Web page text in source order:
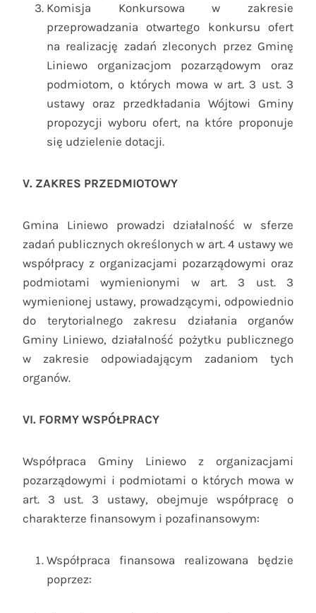
Komisja Konkursowa w zakresie
przeprowadzania otwartego konkursu ofert
na realizację zadań zleconych przez Gminę
Liniewo organizacjom pozarządowym oraz
podmiotom, o których mowa w art. 3 ust. 3
ustawy oraz przedkładania Wójtowi Gminy
propozycji wyboru ofert, na które proponuje
się udzielenie dotacji.
V. ZAKRES PRZEDMIOTOWY
Gmina Liniewo prowadzi działalność w sferze
zadań publicznych określonych w art. 4 ustawy we
współpracy z organizacjami pozarządowymi oraz
podmiotami wymienionymi w art. 3 ust. 3
wymienionej ustawy, prowadzącymi, odpowiednio
do terytorialnego zakresu działania organów
Gminy Liniewo, działalność pożytku publicznego
w zakresie odpowiadającym zadaniom tych
organów.
VI. FORMY WSPÓŁPRACY
Współpraca Gminy Liniewo z organizacjami
pozarządowymi i podmiotami o których mowa w
art. 3 ust. 3 ustawy, obejmuje współpracę o
charakterze finansowym i pozafinansowym:
Współpraca finansowa realizowana będzie
poprzez: